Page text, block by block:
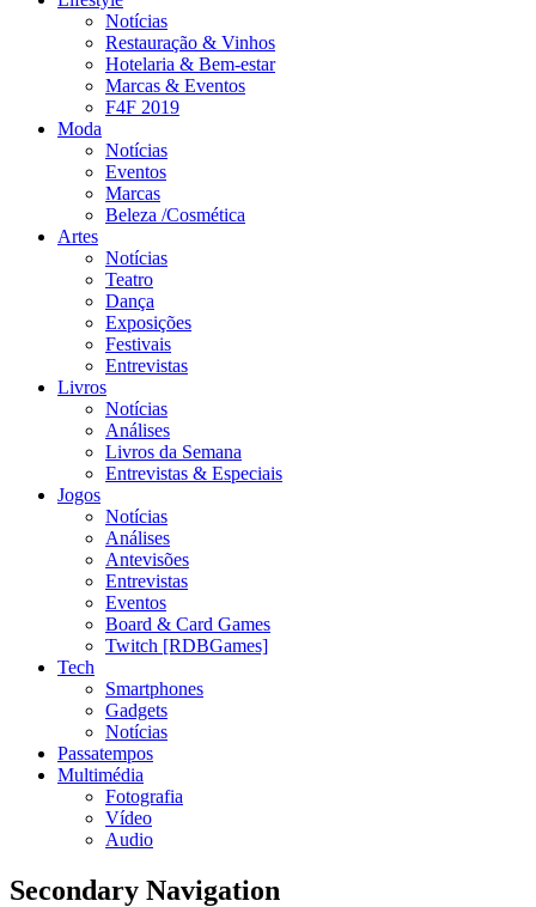
Notícias
Restauração & Vinhos
Hotelaria & Bem-estar
Marcas & Eventos
F4F 2019
Moda
Notícias
Eventos
Marcas
Beleza /Cosmética
Artes
Notícias
Teatro
Dança
Exposições
Festivais
Entrevistas
Livros
Notícias
Análises
Livros da Semana
Entrevistas & Especiais
Jogos
Notícias
Análises
Antevisões
Entrevistas
Eventos
Board & Card Games
Twitch [RDBGames]
Tech
Smartphones
Gadgets
Notícias
Passatempos
Multimédia
Fotografia
Vídeo
Audio
Secondary Navigation